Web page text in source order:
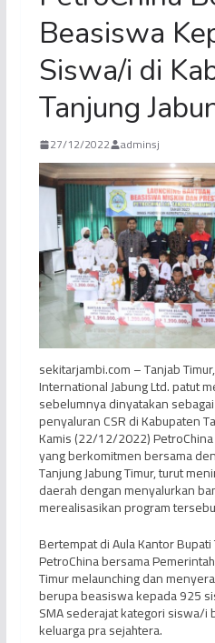
Beasiswa
Siswa/i di
Tanjung
27/12/2022 adminsj
sekitarjambi.com – Tanjab
International Jabung Ltd. patut
sebelumnya dinyatakan
penyaluran CSR di Kabupaten
Kamis (22/12/2022)
yang berkomitmen bersama
Tanjung Jabung Timur, turut
daerah dengan menyalurkan
merealisasikan program
Bertempat di Aula Kantor Bupati
PetroChina bersama
Timur melaunching dan
berupa beasiswa kepada 925
SMA sederajat kategori siswa/
keluarga pra sejahtera.